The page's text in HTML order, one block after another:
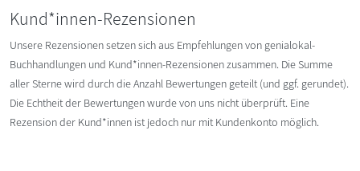
Kund*innen-Rezensionen
Unsere Rezensionen setzen sich aus Empfehlungen von genialokal-
Buchhandlungen und Kund*innen-Rezensionen zusammen. Die Summe
aller Sterne wird durch die Anzahl Bewertungen geteilt (und ggf. gerundet).
Die Echtheit der Bewertungen wurde von uns nicht überprüft. Eine
Rezension der Kund*innen ist jedoch nur mit Kundenkonto möglich.